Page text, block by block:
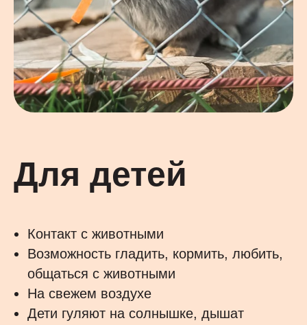
Для детей
Контакт с животными
Возможность гладить, кормить, любить,
общаться с животными
На свежем воздухе
Дети гуляют на солнышке, дышат